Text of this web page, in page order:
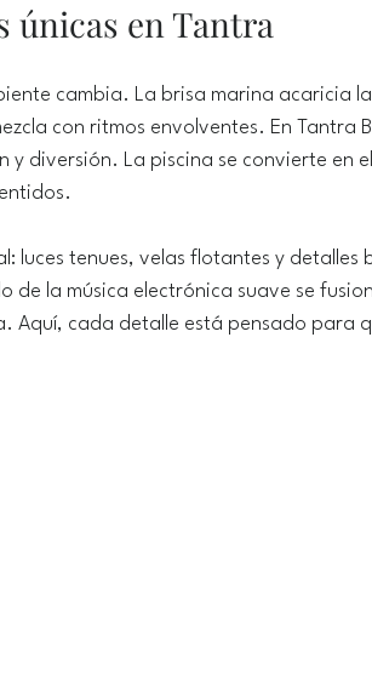
únicas en Tantra
cambia. La brisa marina acaricia la
con ritmos envolventes. En Tantra
y diversión. La piscina se convierte en
luces tenues, velas flotantes y detalles
de la música electrónica suave se
Aquí, cada detalle está pensado para